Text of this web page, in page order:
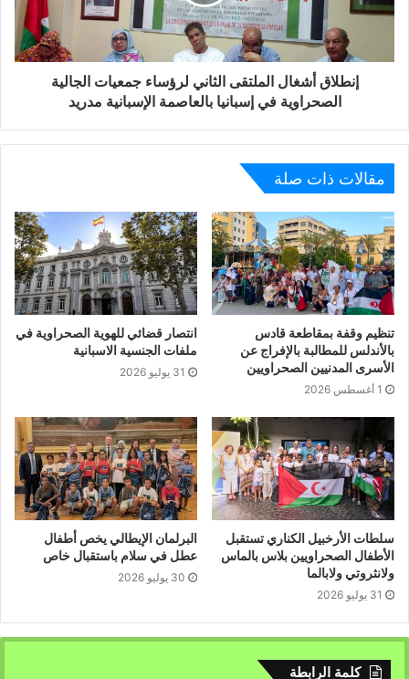
إنطلاق أشغال الملتقى الثاني لرؤساء جمعيات الجالية
الصحراوية في إسبانيا بالعاصمة الإسبانية مدريد
مقالات ذات صلة
تنظيم وقفة بمقاطعة قادس
بالأندلس للمطالبة بالإفراج عن
الأسرى المدنيين الصحراويين
1 أغسطس 2026
انتصار قضائي للهوية الصحراوية في
ملفات الجنسية الاسبانية
31 يوليو 2026
سلطات الأرخبيل الكناري تستقبل
الأطفال الصحراويين بلاس بالماس
ولانثروتي ولابالما
31 يوليو 2026
البرلمان الإيطالي يخص أطفال
عطل في سلام باستقبال خاص
30 يوليو 2026
كلمة الرابطة